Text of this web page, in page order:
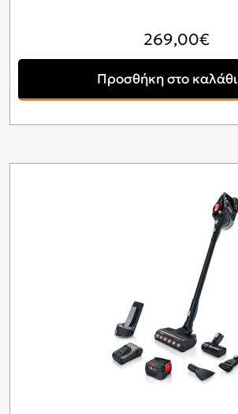
269,00€
Προσθήκη στο καλάθι